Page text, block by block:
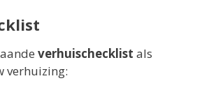
verhuischecklist als
verhuizing: